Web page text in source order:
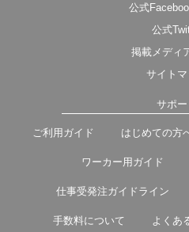
公式
公式
掲載メディ
サイト
サポー
ご利用ガイド はじめての方
ワーカー用ガイド
仕事受発注ガイドライン
手数料について よくあ